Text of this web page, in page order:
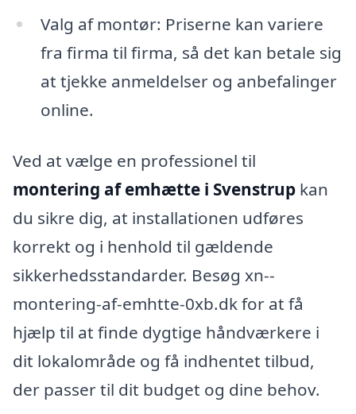
Valg af montør: Priserne kan variere
fra firma til firma, så det kan betale sig
at tjekke anmeldelser og anbefalinger
online.
Ved at vælge en professionel til
montering af emhætte i Svenstrup kan
du sikre dig, at installationen udføres
korrekt og i henhold til gældende
sikkerhedsstandarder. Besøg xn--
montering-af-emhtte-0xb.dk for at få
hjælp til at finde dygtige håndværkere i
dit lokalområde og få indhentet tilbud,
der passer til dit budget og dine behov.